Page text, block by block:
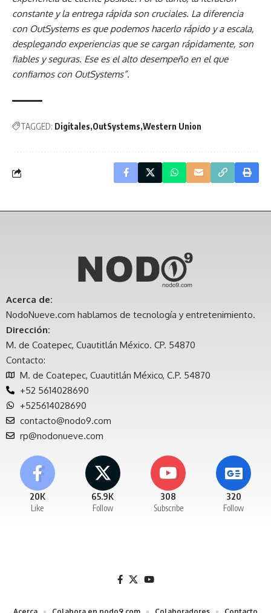
constante y la entrega rápida son cruciales. La diferencia
con OutSystems es que podemos hacerlo rápido y a escala,
desplegando experiencias que se cargan rápidamente, son
fiables y seguras. Ese es el alto desempeño en el que
confiamos con OutSystems”.
TAGGED: Digitales OutSystems Western Union
Acerca de:
NodoNueve.com hablamos de tecnología y entretenimiento.
Dirección:
M. de Coatepec, Cuautitlán México. CP. 54870
Contacto:
M. de Coatepec, Cuautitlán México, C.P. 54870
+52 5614028690
+525614028690
contacto@nodo9.com
rp@nodonueve.com
20K
Like
65.9K
Follow
308
Subscribe
320
Follow